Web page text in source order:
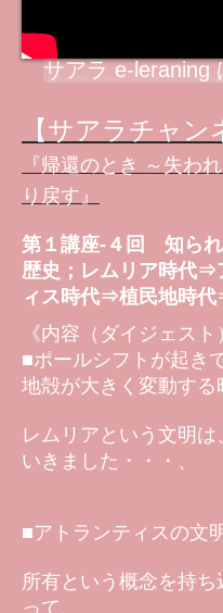
サアラ e-leraning
【サアラチャン
『帰還のとき ～失わ
り戻す』
第１講座-４回 知ら
歴史；レムリア時代⇒
ィス時代⇒植民地時
《内容（ダイジェスト
■ポールシフトが起き
地殻が大きく変動する
レムリアという文明は
いきました・・・、
■アトランティスの文
所有という概念を持ち
って、